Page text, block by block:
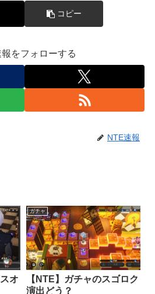
コピー
をフォローする
NTE速報
オ
ガチャ
【NTE】ガチャのスゴロク
演出どう？